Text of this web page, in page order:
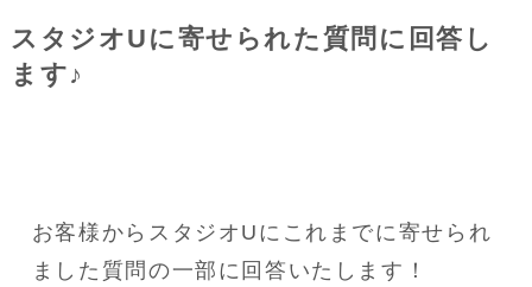
スタジオUに寄せられた質問に回答し
ます♪
お客様からスタジオUにこれまでに寄せられ
ました質問の一部に回答いたします！